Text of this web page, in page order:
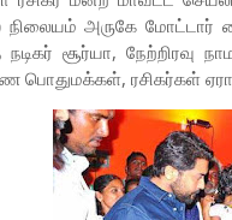
அருகே மோட்டார்
சூர்யா, நேற்றிரவு
ரசிகர்கள்